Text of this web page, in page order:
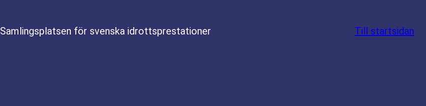
Samlingsplatsen för svenska idrottsprestationer Till startsidan